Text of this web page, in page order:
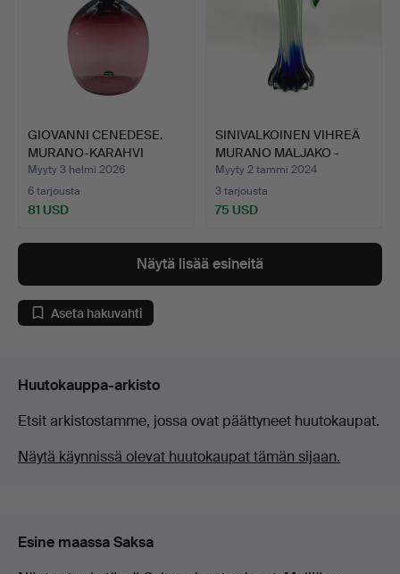
GIOVANNI CENEDESE.
MURANO-KARAHVI
TULPALLA…
Myyty 3 helmi 2026
6 tarjousta
81 USD
SINIVALKOINEN VIHREÄ
MURANO MALJAKO -
VINT…
Myyty 2 tammi 2024
3 tarjousta
75 USD
Näytä lisää esineitä
Aseta hakuvahti
Huutokauppa-arkisto
Etsit arkistostamme, jossa ovat päättyneet huutokaupat.
Näytä käynnissä olevat huutokaupat tämän sijaan.
Esine maassa Saksa